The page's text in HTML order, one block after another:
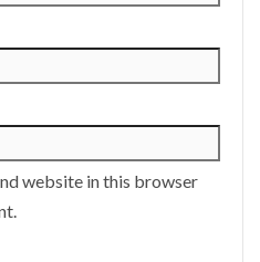
website in this browser